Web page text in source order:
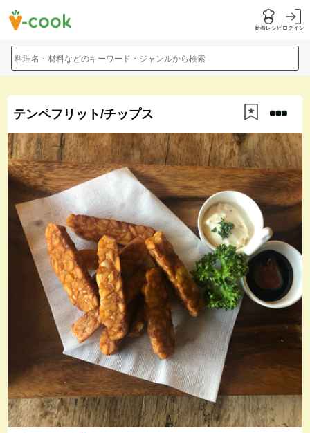
新着レシピログイン
料理名・材料などのキーワード・ジャンルから検索
テンペフリット/チップス